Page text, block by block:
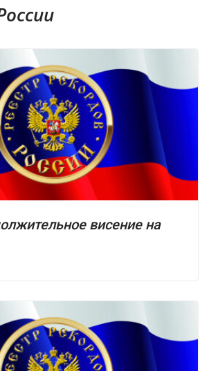
висение на